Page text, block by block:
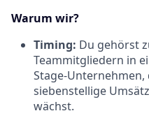
Warum wir?
Timing: Du gehörst
Teammitgliedern in
Stage-
siebenstellige
wächst.